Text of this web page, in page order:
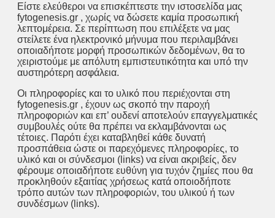
Είστε ελεύθεροι να επισκέπτεστε την ιστοσελίδα μας
fytogenesis.gr , χωρίς να δώσετε καμία προσωπική
λεπτομέρεια. Σε περίπτωση που επιλέξετε να μας
στείλετε ένα ηλεκτρονικό μήνυμα που περιλαμβάνει
οποιαδήποτε μορφή προσωπικών δεδομένων, θα το
χειριστούμε με απόλυτη εμπιστευτικότητα και υπό την
αυστηρότερη ασφάλεια.
Οι πληροφορίες και το υλικό που περιέχονται στη
fytogenesis.gr , έχουν ως σκοπό την παροχή
πληροφοριών και επ’ ουδενί αποτελούν επαγγελματικές
συμβουλές ούτε θα πρέπει να εκλαμβάνονται ως
τέτοιες. Παρότι έχει καταβληθεί κάθε δυνατή
προσπάθεια ώστε οι παρεχόμενες πληροφορίες, το
υλικό και οι σύνδεσμοι (links) να είναι ακριβείς, δεν
φέρουμε οποιαδήποτε ευθύνη για τυχόν ζημίες που θα
προκληθούν εξαιτίας χρήσεως κατά οποιοδήποτε
τρόπο αυτών των πληροφοριών, του υλικού ή των
συνδέσμων (links).